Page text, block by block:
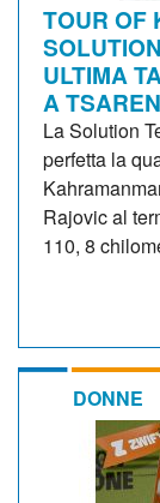
TOUR OF
ULTIMA
A
La Solution
perfetta la
Rajovic al
110, 8
DONNE